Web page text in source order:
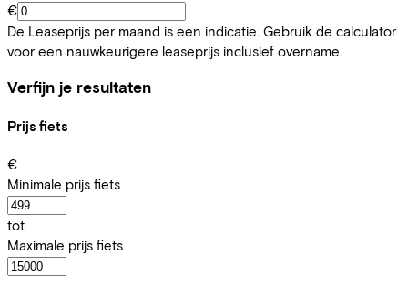
€
De Leaseprijs per maand is een indicatie. Gebruik de calculator
voor een nauwkeurigere leaseprijs inclusief overname.
Verfijn je resultaten
Prijs fiets
€
Minimale prijs fiets
tot
Maximale prijs fiets